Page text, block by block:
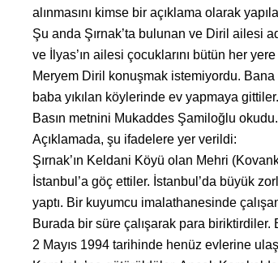
alınmasını kimse bir açıklama olarak
Şu anda Şırnak’ta bulunan ve Diril ailesi
ve İlyas’ın ailesi çocuklarını bütün her
Meryem Diril konuşmak istemiyordu. Bana
baba yıkılan köylerinde ev yapmaya
Basın metnini Mukaddes Şamiloğlu
Açıklamada, şu ifadelere yer verildi:
Şırnak’ın Keldani Köyü olan Mehri
İstanbul’a göç ettiler. İstanbul’da büyük
yaptı. Bir kuyumcu imalathanesinde
Burada bir süre çalışarak para biriktirdiler.
2 Mayıs 1994 tarihinde henüz evlerine